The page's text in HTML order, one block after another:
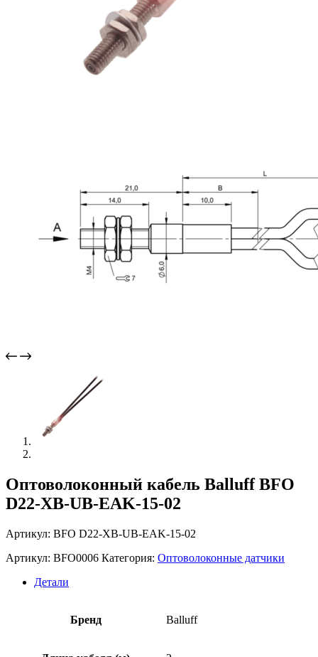
Оптоволоконный кабель Balluff BFO
D22-XB-UB-EAK-15-02
Артикул: BFO D22-XB-UB-EAK-15-02
Артикул: BFO0006 Категория: Оптоволоконные датчики
Детали
Бренд Balluff